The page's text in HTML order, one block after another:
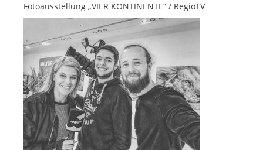
Fotoausstellung „VIER KONTINENTE“ / RegioTV